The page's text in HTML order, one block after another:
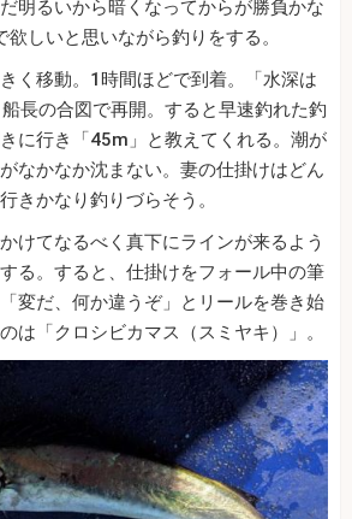
明るいから暗くなってからが勝負かな
しいと思いながら釣りをする。
く移動。1時間ほどで到着。「水深は
長の合図で再開。すると早速釣れた釣
に行き「45m」と教えてくれる。潮が
なかなか沈まない。妻の仕掛けはどん
きかなり釣りづらそう。
けてなるべく真下にラインが来るよう
る。すると、仕掛けをフォール中の筆
変だ、何か違うぞ」とリールを巻き始
は「クロシビカマス（スミヤキ）」。